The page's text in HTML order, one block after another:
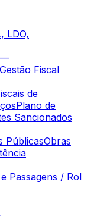
LDO,
—
Fiscal
de
Plano de
Sancionados
PúblicasObras
Passagens / Rol